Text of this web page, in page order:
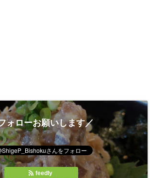
ォローお願いします／
feedly